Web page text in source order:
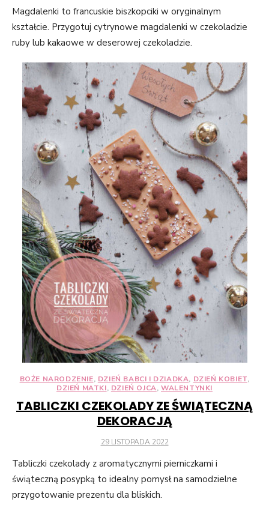
Magdalenki to francuskie biszkopciki w oryginalnym
kształcie. Przygotuj cytrynowe magdalenki w czekoladzie
ruby lub kakaowe w deserowej czekoladzie.
BOŻE NARODZENIE, DZIEŃ BABCI I DZIADKA, DZIEŃ KOBIET,
DZIEŃ MATKI, DZIEŃ OJCA, WALENTYNKI
TABLICZKI CZEKOLADY ZE ŚWIĄTECZNĄ
DEKORACJĄ
POSTED
29 LISTOPADA 2022
Tabliczki czekolady z aromatycznymi pierniczkami i
świąteczną posypką to idealny pomysł na samodzielne
przygotowanie prezentu dla bliskich.
Abyśmy mogli
poprawić
funkcjonalność
i strukturę
strony
internetowej,
na podstawie
tego, jak
strona jest
używana.
Doświadczenie
Aby nasza
strona
internetowa
działała jak
najlepiej
podczas
twojego
przejścia na nią.
Jeśli odrzucisz
te pliki cookie,
niektóre funkcje
znikną ze strony
internetowej.
Marketing
Udostępniając
swoje
zainteresowania i
podczas
odwiedzania naszej
strony, zwiększasz
szansę na
zobaczenie